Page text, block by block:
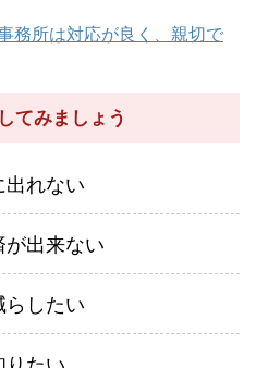
務所は対応が良く、親切で
てみましょう
出れない
が出来ない
らしたい